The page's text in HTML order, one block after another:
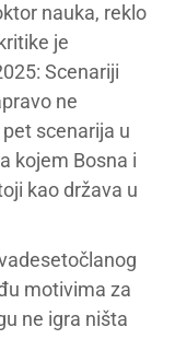
nauka, reklo
je
Scenariji
ne
scenarija u
kojem Bosna i
kao država u
motivima za
ne igra ništa